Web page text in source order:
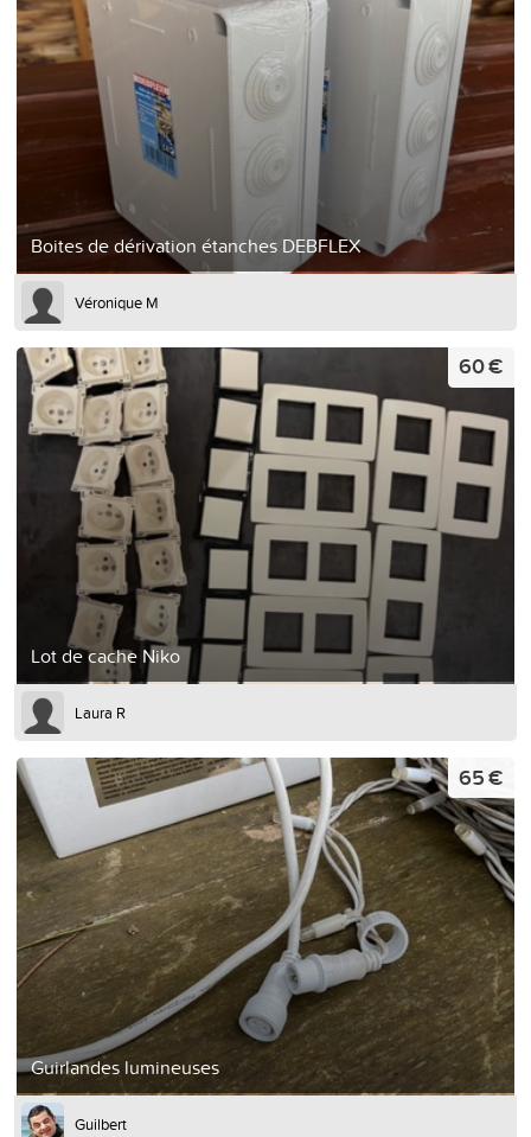
Boites de dérivation étanches DEBFLEX
Véronique M
Lot de cache Niko
60 €
Laura R
Guirlandes lumineuses
65 €
Guilbert